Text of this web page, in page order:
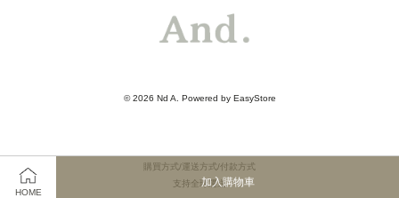
HOME
加入購物車
© 2026 Nd A. Powered by EasyStore
購買方式/運送方式/付款方式
支持全球運送